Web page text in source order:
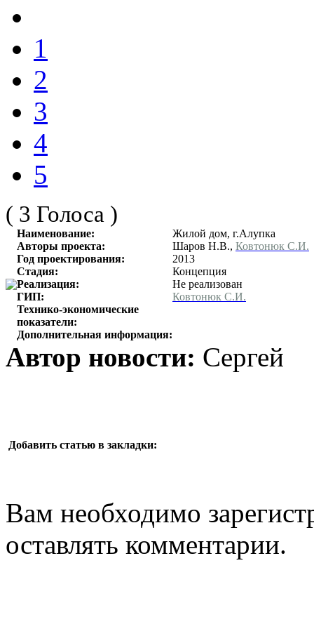
1
2
3
4
5
( 3 Голоса )
Наименование:
Жилой дом, г.Алупка
Авторы проекта:
Шаров Н.В., Ковтонюк С.И.
Год проектирования:
2013
Стадия:
Концепция
Реализация:
Не реализован
ГИП:
Ковтонюк С.И.
Технико-экономические
показатели:
Дополнительная информация:
Автор новости: Сергей
Добавить статью в закладки:
Вам необходимо
оставлять комментарии.